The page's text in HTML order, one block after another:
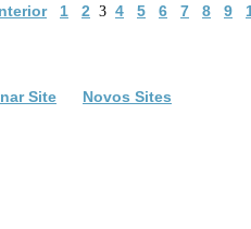
1 2 3 4 5 6 7 8 9
Site Novos Sites